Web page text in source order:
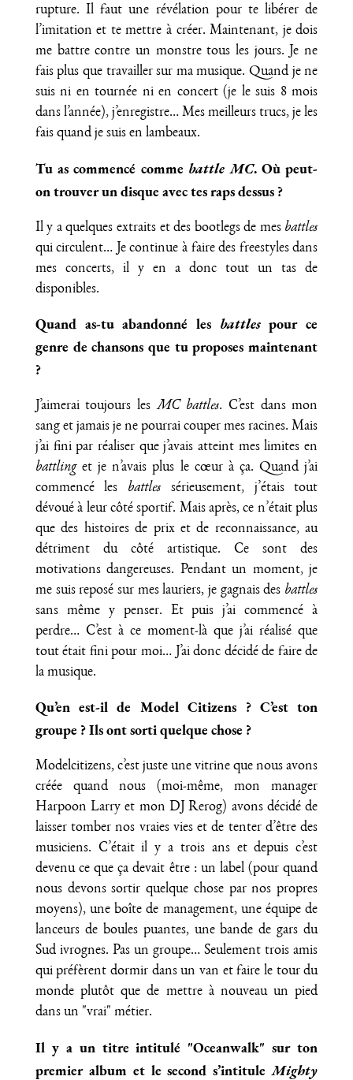
rupture. Il faut une révélation pour te libérer de
l’imitation et te mettre à créer. Maintenant, je dois
me battre contre un monstre tous les jours. Je ne
fais plus que travailler sur ma musique. Quand je ne
suis ni en tournée ni en concert (je le suis 8 mois
dans l’année), j’enregistre… Mes meilleurs trucs, je les
fais quand je suis en lambeaux.
Tu as commencé comme battle MC. Où peut-
on trouver un disque avec tes raps dessus ?
Il y a quelques extraits et des bootlegs de mes battles
qui circulent… Je continue à faire des freestyles dans
mes concerts, il y en a donc tout un tas de
disponibles.
Quand as-tu abandonné les battlespour ce
genre de chansons que tu proposes maintenant
?
J’aimerai toujours lesMC battles. C’est dans mon
sang et jamais je ne pourrai couper mes racines. Mais
j’ai fini par réaliser que j’avais atteint mes limites en
battlinget je n’avais plus le cœur à ça. Quand j’ai
commencé les battles sérieusement, j’étais tout
dévoué à leur côté sportif. Mais après, ce n’était plus
que des histoires de prix et de reconnaissance, au
détriment du côté artistique. Ce sont des
motivations dangereuses. Pendant un moment, je
me suis reposé sur mes lauriers, je gagnais des battles
sans même y penser. Et puis j’ai commencé à
perdre… C’est à ce moment-là que j’ai réalisé que
tout était fini pour moi… J’ai donc décidé de faire de
la musique.
Qu’en est-il de Model Citizens ? C’est ton
groupe ? Ils ont sorti quelque chose ?
Modelcitizens, c’est juste une vitrine que nous avons
créée quand nous (moi-même, mon manager
Harpoon Larry et mon DJ Rerog) avons décidé de
laisser tomber nos vraies vies et de tenter d’être des
musiciens. C’était il y a trois ans et depuis c’est
devenu ce que ça devait être : un label (pour quand
nous devons sortir quelque chose par nos propres
moyens), une boîte de management, une équipe de
lanceurs de boules puantes, une bande de gars du
Sud ivrognes. Pas un groupe… Seulement trois amis
qui préfèrent dormir dans un van et faire le tour du
monde plutôt que de mettre à nouveau un pied
dans un "vrai" métier.
Il y a un titre intitulé "Oceanwalk" sur ton
premier album et le second s’intituleMighty